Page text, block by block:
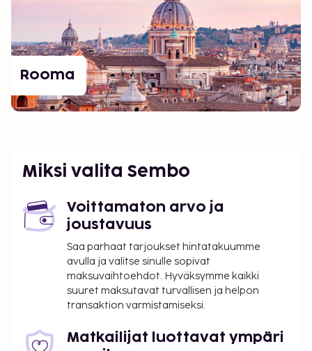
Rooma
Miksi valita Sembo
Voittamaton arvo ja
joustavuus
Saa parhaat tarjoukset hintatakuumme
avulla ja valitse sinulle sopivat
maksuvaihtoehdot. Hyväksymme kaikki
suuret maksutavat turvallisen ja helpon
transaktion varmistamiseksi.
Matkailijat luottavat ympäri